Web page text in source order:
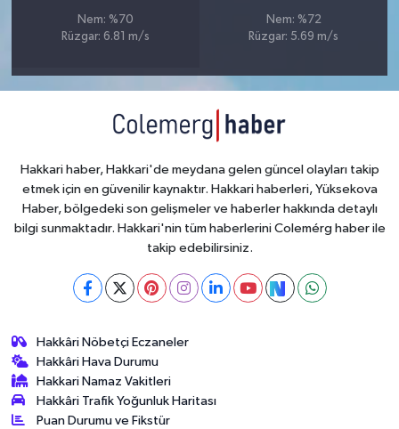
Nem: %70
Rüzgar: 6.81 m/s
Nem: %72
Rüzgar: 5.69 m/s
Hakkari haber, Hakkari'de meydana gelen güncel olayları takip
etmek için en güvenilir kaynaktır. Hakkari haberleri, Yüksekova
Haber, bölgedeki son gelişmeler ve haberler hakkında detaylı
bilgi sunmaktadır. Hakkari'nin tüm haberlerini Colemérg haber ile
takip edebilirsiniz.
Hakkâri Nöbetçi Eczaneler
Hakkâri Hava Durumu
Hakkari Namaz Vakitleri
Hakkâri Trafik Yoğunluk Haritası
Puan Durumu ve Fikstür